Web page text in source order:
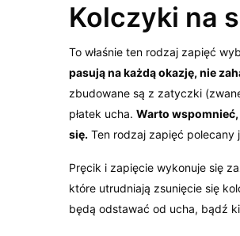
Kolczyki na
To właśnie ten rodzaj zapięć
pasują na każdą okazję, nie
zbudowane są z zatyczki
płatek ucha.Warto
się. Ten rodzaj zapięć polecany
Pręcik i zapięcie wykonuje się
które utrudniają zsunięcie się
będą odstawać od ucha, bądź